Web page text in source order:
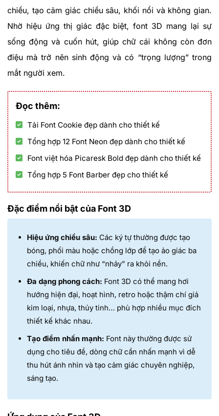
chiều, tạo cảm giác chiều sâu, khối nổi và không gian.
Nhờ hiệu ứng thị giác đặc biệt, font 3D mang lại sự
sống động và cuốn hút, giúp chữ cái không còn đơn
điệu mà trở nên sinh động và có “trọng lượng” trong
mắt người xem.
Đọc thêm:
Tải Font Cookie đẹp dành cho thiết kế
Tổng hợp 12 Font Neon đẹp dành cho thiết kế
Font việt hóa Picaresk Bold đẹp dành cho thiết kế
Tổng hợp 5 Font Barber đẹp cho thiết kế
Đặc điểm nổi bật của Font 3D
Hiệu ứng chiều sâu: Các ký tự thường được tạo
bóng, phối màu hoặc chồng lớp để tạo ảo giác ba
chiều, khiến chữ như “nhảy” ra khỏi nền.
Đa dạng phong cách: Font 3D có thể mang hơi
hướng hiện đại, hoạt hình, retro hoặc thậm chí giả
kim loại, nhựa, thủy tinh… phù hợp nhiều mục đích
thiết kế khác nhau.
Tạo điểm nhấn mạnh: Font này thường được sử
dụng cho tiêu đề, dòng chữ cần nhấn mạnh vì dễ
thu hút ánh nhìn và tạo cảm giác chuyên nghiệp,
sáng tạo.